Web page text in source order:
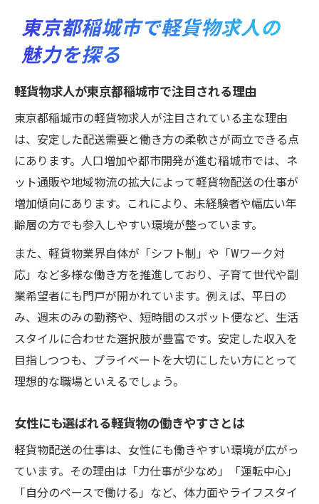
背景
東京都稲城市の軽貨物で目指す新しい働き
未経験から始める軽貨物ドライバー生活
未経験でも安心な軽貨物求人の始め方とは
東京都稲城市で女性が活躍できる理由を紹
介
軽貨物ドライバー未経験者のサポート体制
稲城市で軽貨物を始める際のポイント解説
柔軟な働き方なら稲城市の軽貨物求人が最適
シフト制で叶える軽貨物・女性の柔軟な働
き方
Wワーク対応の軽貨物求人が稲城市で人気の
理由
軽貨物業界で実現する自由なスケジュール
稲城市の軽貨物求人で選べる多様な雇用形
態
女性にも安心な柔軟シフトの軽貨物求人情
報
東京都稲城市で軽貨物求人の
魅力を探る
軽貨物求人が東京都稲城市で注目される理由
東京都稲城市の軽貨物求人が注目されている主な理由
は、安定した配送需要と働き方の柔軟さが両立できる点
にあります。人口増加や都市開発が進む稲城市では、ネ
ット通販や地域物流の拡大によって軽貨物配送の仕事が
増加傾向にあります。これにより、未経験者や幅広い年
齢層の方でも参入しやすい環境が整っています。
また、軽貨物業界自体が「シフト制」や「Wワーク対
応」など多様な働き方を推進しており、子育て世代や副
業希望者にも門戸が開かれています。例えば、平日の
み、週末のみの勤務や、短時間のスポット便など、生活
スタイルに合わせた選択肢が豊富です。安定した収入を
目指しつつも、プライベートを大切にしたい方にとって
理想的な職場といえるでしょう。
女性にも選ばれる軽貨物の働きやすさとは
軽貨物配送の仕事は、女性にも働きやすい環境が広がっ
ています。その理由は「力仕事が少なめ」「運転中心」
「自分のペースで働ける」など、体力面やライフスタイ